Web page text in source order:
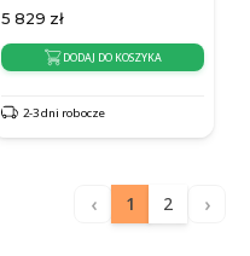
5 829 zł
DODAJ DO KOSZYKA
2-3 dni robocze
‹ 1 2 ›